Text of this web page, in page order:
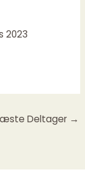
2023
Deltager →